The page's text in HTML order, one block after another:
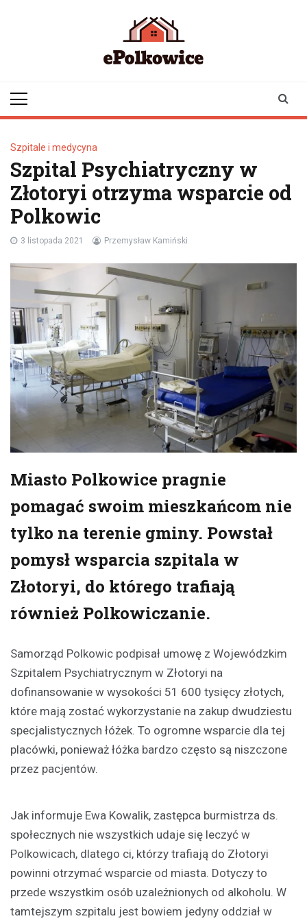
Szpitale i medycyna
Szpital Psychiatryczny w
Złotoryi otrzyma wsparcie od
Polkowic
3 listopada 2021 Przemysław Kamiński
Miasto Polkowice pragnie
pomagać swoim mieszkańcom nie
tylko na terenie gminy. Powstał
pomysł wsparcia szpitala w
Złotoryi, do którego trafiają
również Polkowiczanie.
Samorząd Polkowic podpisał umowę z Wojewódzkim
Szpitalem Psychiatrycznym w Złotoryi na
dofinansowanie w wysokości 51 600 tysięcy złotych,
które mają zostać wykorzystanie na zakup dwudziestu
specjalistycznych łóżek. To ogromne wsparcie dla tej
placówki, ponieważ łóżka bardzo często są niszczone
przez pacjentów.
Jak informuje Ewa Kowalik, zastępca burmistrza ds.
społecznych nie wszystkich udaje się leczyć w
Polkowicach, dlatego ci, którzy trafiają do Złotoryi
powinni otrzymać wsparcie od miasta. Dotyczy to
przede wszystkim osób uzależnionych od alkoholu. W
tamtejszym szpitalu jest bowiem jedyny oddział w